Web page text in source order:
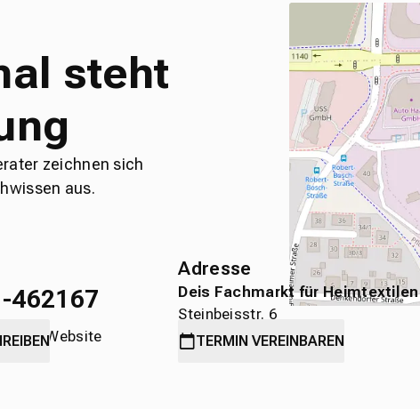
steht
zeichnen sich
aus.
462167
die Website
Adresse
Deis Fachmarkt für Heimtextilen
Steinbeisstr. 6
71636 Ludwigsburg
TERMIN VEREINBAREN